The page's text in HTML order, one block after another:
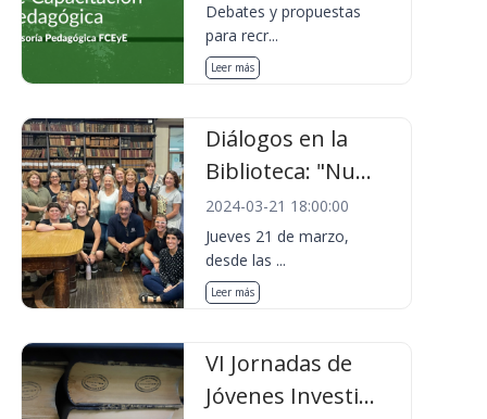
Debates y propuestas
para recr...
Leer más
Diálogos en la
Biblioteca: "Nu...
2024-03-21 18:00:00
Jueves 21 de marzo,
desde las ...
Leer más
VI Jornadas de
Jóvenes Investi...